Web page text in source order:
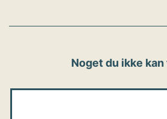
Noget du ikke